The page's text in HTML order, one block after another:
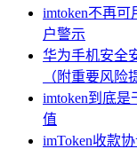
imtoken不再
户警示
华为手机安全
（附重要风险
imtoken到底
值
imToken收款